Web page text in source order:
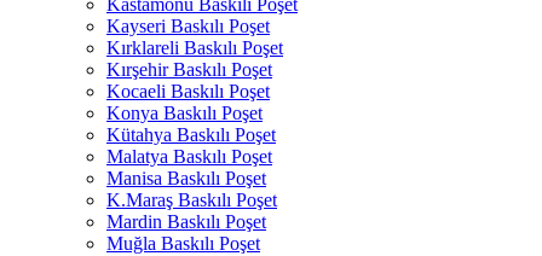
Kastamonu Baskılı Poşet
Kayseri Baskılı Poşet
Kırklareli Baskılı Poşet
Kırşehir Baskılı Poşet
Kocaeli Baskılı Poşet
Konya Baskılı Poşet
Kütahya Baskılı Poşet
Malatya Baskılı Poşet
Manisa Baskılı Poşet
K.Maraş Baskılı Poşet
Mardin Baskılı Poşet
Muğla Baskılı Poşet